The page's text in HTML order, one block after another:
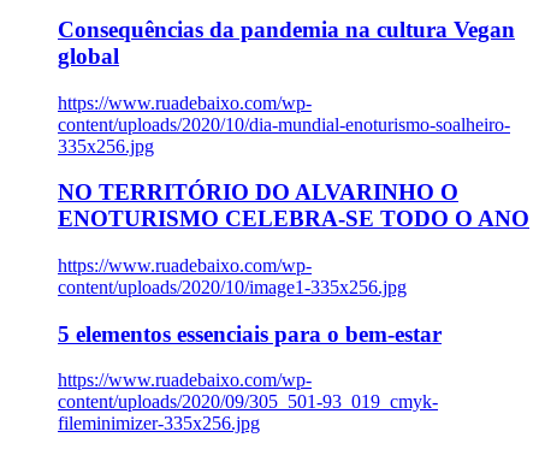
Consequências da pandemia na cultura Vegan
global
https://www.ruadebaixo.com/wp-
content/uploads/2020/10/dia-mundial-enoturismo-soalheiro-
335x256.jpg
NO TERRITÓRIO DO ALVARINHO O
ENOTURISMO CELEBRA-SE TODO O ANO
https://www.ruadebaixo.com/wp-
content/uploads/2020/10/image1-335x256.jpg
5 elementos essenciais para o bem-estar
https://www.ruadebaixo.com/wp-
content/uploads/2020/09/305_501-93_019_cmyk-
fileminimizer-335x256.jpg